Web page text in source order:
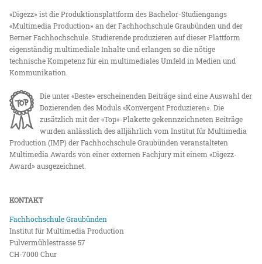
«Digezz» ist die Produktionsplattform des Bachelor-Studiengangs
«Multimedia Production» an der Fachhochschule Graubünden und der
Berner Fachhochschule. Studierende produzieren auf dieser Plattform
eigenständig multimediale Inhalte und erlangen so die nötige
technische Kompetenz für ein multimediales Umfeld in Medien und
Kommunikation.
Die unter «Beste» erscheinenden Beiträge sind eine Auswahl der
Dozierenden des Moduls «Konvergent Produzieren». Die
zusätzlich mit der «Top»-Plakette gekennzeichneten Beiträge
wurden anlässlich des alljährlich vom Institut für Multimedia
Production (IMP) der Fachhochschule Graubünden veranstalteten
Multimedia Awards von einer externen Fachjury mit einem «Digezz-
Award» ausgezeichnet.
KONTAKT
Fachhochschule Graubünden
Institut für Multimedia Production
Pulvermühlestrasse 57
CH-7000 Chur